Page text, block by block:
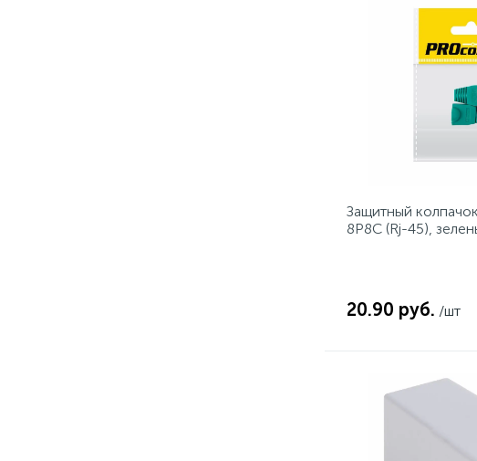
Защитный
8Р8С (Rj-45),
20.90 руб. /шт